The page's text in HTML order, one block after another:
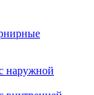
наружной